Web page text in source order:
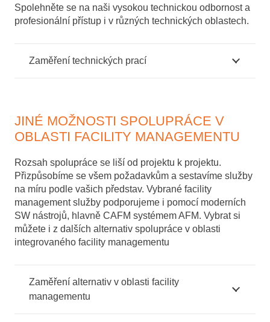
Spolehněte se na naši vysokou technickou odbornost a
profesionální přístup i v různých technických oblastech.
Zaměření technických prací
JINÉ MOŽNOSTI SPOLUPRÁCE V
OBLASTI FACILITY MANAGEMENTU
Rozsah spolupráce se liší od projektu k projektu.
Přizpůsobíme se všem požadavkům a sestavíme služby
na míru podle vašich představ. Vybrané facility
management služby podporujeme i pomocí moderních
SW nástrojů, hlavně CAFM systémem AFM. Vybrat si
můžete i z dalších alternativ spolupráce v oblasti
integrovaného facility managementu
Zaměření alternativ v oblasti facility
managementu